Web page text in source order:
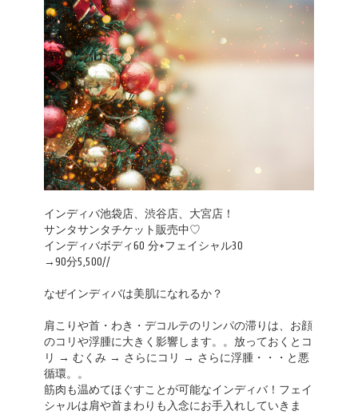
インディバ池袋店、渋谷店、大宮店！
サンタサンタチケット販売中♡
インディバボディ60 分+フェイシャル30
→90分5,500//
なぜインディバは美肌になれるか？
肩こりや首・わき・デコルテのリンパの滞りは、お顔
のコリや浮腫に大きく影響します。。放っておくとコ
リ → むくみ → さらにコリ → さらに浮腫・・・と悪
循環。。
筋肉も温めてほぐすことが可能なインディバ！フェイ
シャルは肩や首まわりも入念にお手入れしていきま